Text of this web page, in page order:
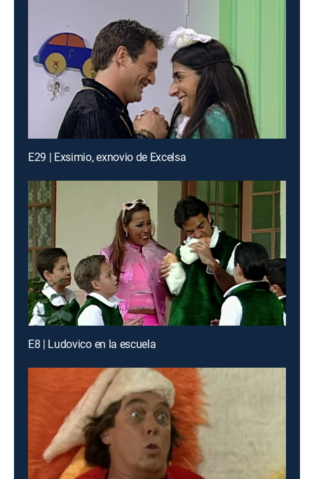
E29 | Exsimio, exnovio de Excelsa
E8 | Ludovico en la escuela